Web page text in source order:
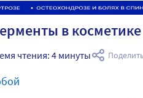
в косметике
чтения: 4 минуты